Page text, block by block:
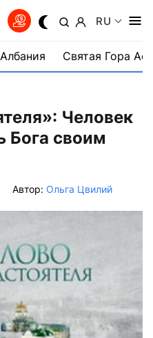
RU
Албания Святая Гора
Человек
Бога своим
Автор: Ольга Цвилий